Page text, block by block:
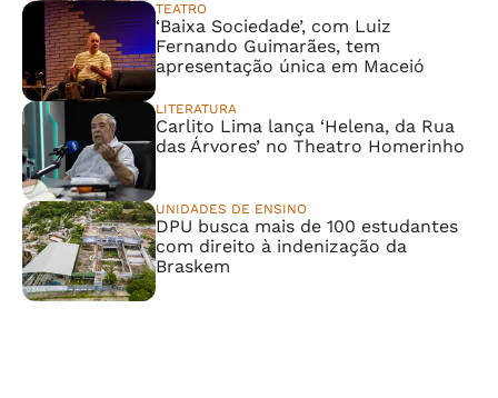
TEATRO
‘Baixa Sociedade’, com Luiz
Fernando Guimarães, tem
apresentação única em Maceió
LITERATURA
Carlito Lima lança ‘Helena, da Rua
das Árvores’ no Theatro Homerinho
UNIDADES DE ENSINO
DPU busca mais de 100 estudantes
com direito à indenização da
Braskem